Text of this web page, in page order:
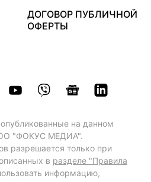
ДОГОВОР ПУБЛИЧНОЙ
ОФЕРТЫ
на данном
"ФОКУС МЕДИА".
разрешается только при
в разделе "Правила
информацию,